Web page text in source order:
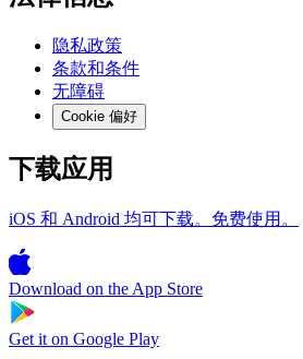
隐私政策
条款和条件
无障碍
Cookie 偏好
下载应用
iOS 和 Android 均可下载。免费使用。
Download on the App Store
Get it on Google Play